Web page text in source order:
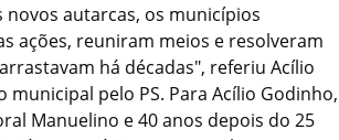
novos autarcas, os municípios
ações, reuniram meios e resolveram
há décadas", referiu Acílio
municipal pelo PS. Para Acílio Godinho,
Manuelino e 40 anos depois do 25